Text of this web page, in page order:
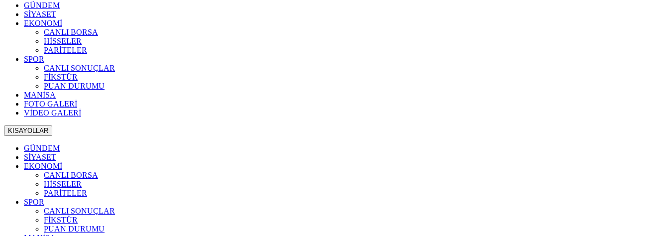
GÜNDEM
SİYASET
EKONOMİ
CANLI BORSA
HİSSELER
PARİTELER
SPOR
CANLI SONUÇLAR
FİKSTÜR
PUAN DURUMU
MANİSA
FOTO GALERİ
VİDEO GALERİ
KISAYOLLAR
GÜNDEM
SİYASET
EKONOMİ
CANLI BORSA
HİSSELER
PARİTELER
SPOR
CANLI SONUÇLAR
FİKSTÜR
PUAN DURUMU